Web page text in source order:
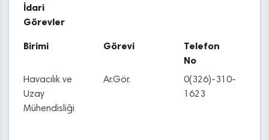
İdari
Görevler
Birimi Görevi
Telefon
No
Havacılık ve
Uzay
Mühendisliği
Ar.Gör.
0(326)-310-
1623